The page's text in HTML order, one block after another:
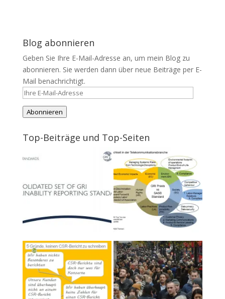
Blog abonnieren
Geben Sie Ihre E-Mail-Adresse an, um mein Blog zu
abonnieren. Sie werden dann über neue Beiträge per E-
Mail benachrichtigt.
Ihre
E-
Mail-
Abonnieren
Top-Beiträge und Top-Seiten